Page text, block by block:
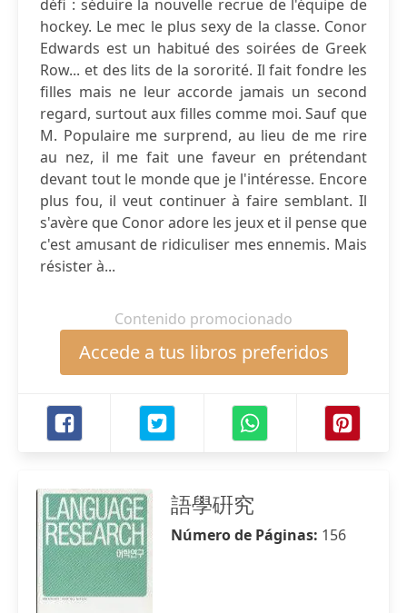
défi : séduire la nouvelle recrue de l'équipe de
hockey. Le mec le plus sexy de la classe. Conor
Edwards est un habitué des soirées de Greek
Row... et des lits de la sororité. Il fait fondre les
filles mais ne leur accorde jamais un second
regard, surtout aux filles comme moi. Sauf que
M. Populaire me surprend, au lieu de me rire
au nez, il me fait une faveur en prétendant
devant tout le monde que je l'intéresse. Encore
plus fou, il veut continuer à faire semblant. Il
s'avère que Conor adore les jeux et il pense que
c'est amusant de ridiculiser mes ennemis. Mais
résister à...
Contenido promocionado
Accede a tus libros preferidos
語學硏究
Número de Páginas: 156